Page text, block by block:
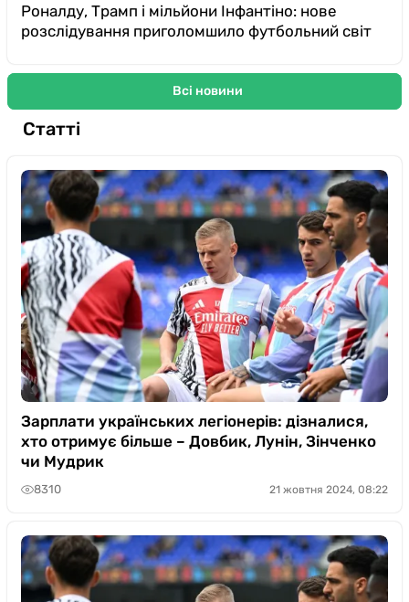
Роналду, Трамп і мільйони Інфантіно: нове
розслідування приголомшило футбольний світ
Всі новини
Статті
Зарплати українських легіонерів: дізналися,
хто отримує більше – Довбик, Лунін, Зінченко
чи Мудрик
8310 21 жовтня 2024, 08:22